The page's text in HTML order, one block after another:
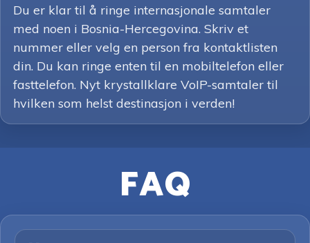
Du er klar til å ringe internasjonale samtaler
med noen i Bosnia-Hercegovina. Skriv et
nummer eller velg en person fra kontaktlisten
din. Du kan ringe enten til en mobiltelefon eller
fasttelefon. Nyt krystallklare VoIP-samtaler til
hvilken som helst destinasjon i verden!
FAQ